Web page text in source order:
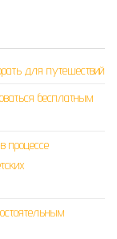
для путешествий
бесплатным
процессе